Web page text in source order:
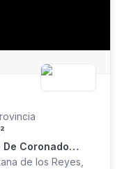
De Coronado
de los Reyes,